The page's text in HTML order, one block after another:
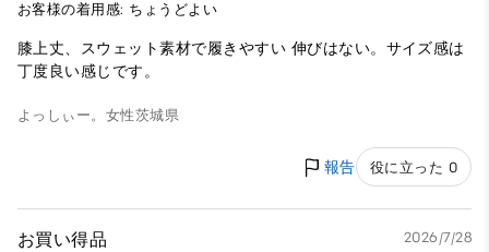
お客様の着用感: ちょうどよい
膝上丈、スウェット素材で履きやすい 伸びはない。サイズ感は
丁度良い感じです。
よっしぃー。 女性茨城県
報告 役に立った 0
お買い得品 2026/7/28